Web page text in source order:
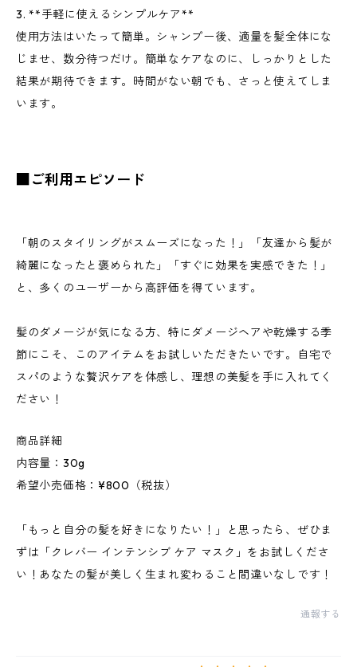
3. **手軽に使えるシンプルケア**
使用方法はいたって簡単。シャンプー後、適量を髪全体にな
じませ、数分待つだけ。簡単なケアなのに、しっかりとした
結果が期待できます。時間がない朝でも、さっと使えてしま
います。
■ご利用エピソード
「朝のスタイリングがスムーズになった！」「友達から髪が
綺麗になったと褒められた」「すぐに効果を実感できた！」
と、多くのユーザーから高評価を得ています。
髪のダメージが気になる方、特にダメージヘアや乾燥する季
節にこそ、このアイテムをお試しいただきたいです。自宅で
スパのような贅沢ケアを体感し、理想の美髪を手に入れてく
ださい！
商品詳細
内容量：30g
希望小売価格：¥800（税抜）
「もっと自分の髪を好きになりたい！」と思ったら、ぜひま
ずは「クレバー インテンシブ ケア マスク」をお試しくださ
い！あなたの髪が美しく生まれ変わること間違いなしです！
通報する